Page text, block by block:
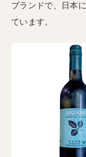
ブランドで、日本
ています。